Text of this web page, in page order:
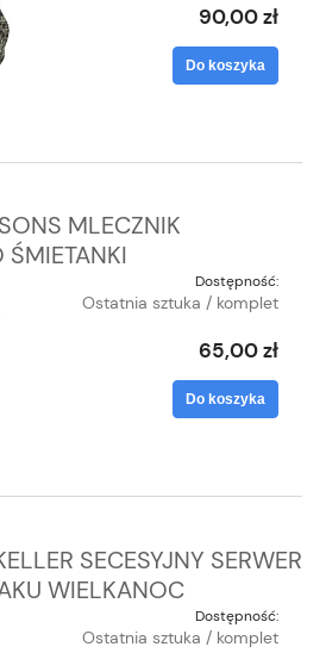
90,00 zł
Do koszyka
MLECZNIK
ŚMIETANKI
Dostępność:
Ostatnia sztuka / komplet
65,00 zł
Do koszyka
SECESYJNY SERWER
WIELKANOC
Dostępność:
Ostatnia sztuka / komplet